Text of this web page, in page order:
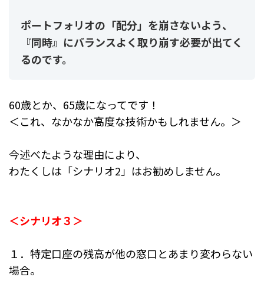
ポートフォリオの「配分」を崩さないよう、
『同時』にバランスよく取り崩す必要が出てく
るのです。
60歳とか、65歳になってです！
＜これ、なかなか高度な技術かもしれません。＞
今述べたような理由により、
わたくしは「シナリオ2」はお勧めしません。
＜シナリオ３＞
１．特定口座の残高が他の窓口とあまり変わらない
場合。